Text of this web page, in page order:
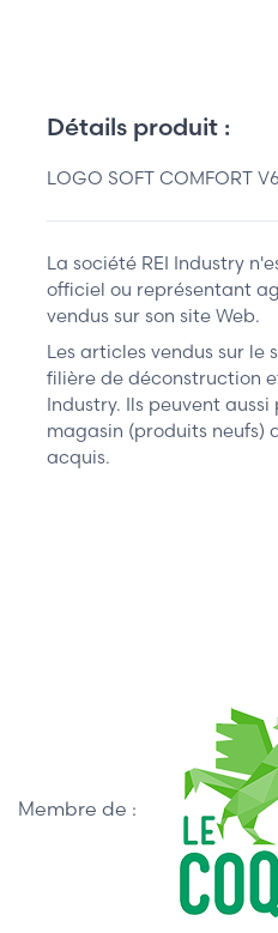
Détails produit :
LOGO SOFT COMFORT
La société REI Industry
officiel ou représentant
vendus sur son site Web.
Les articles vendus sur le
filière de déconstruction
Industry. Ils peuvent aussi
magasin (produits neufs)
acquis.
Membre de :